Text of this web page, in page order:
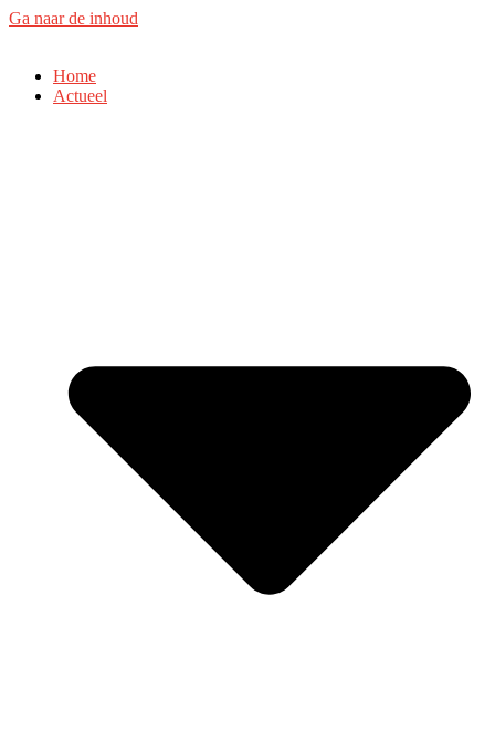
Ga naar de inhoud
Home
Actueel